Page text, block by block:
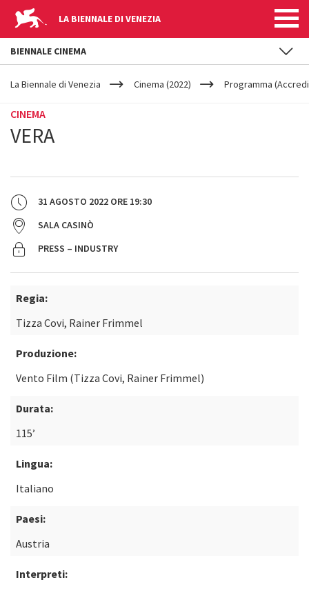
LA BIENNALE DI VENEZIA
YOUR
ARE
La Biennale di Venezia Cinema (2022) Programma
CINEMA
VERA
31 AGOSTO 2022 ORE 19:30
SALA CASINÒ
PRESS – INDUSTRY
Regia:
Tizza Covi, Rainer Frimmel
Produzione:
Vento Film (Tizza Covi, Rainer Frimmel)
Durata:
115’
Lingua:
Italiano
Paesi:
Austria
Interpreti:
BIENNALE CINEMA